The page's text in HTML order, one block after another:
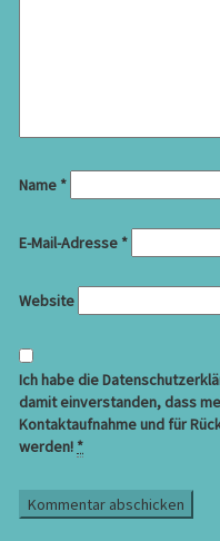
Name *
E-Mail-Adresse *
Website
Ich habe die
damit einverstanden, dass
Kontaktaufnahme und für
werden! *